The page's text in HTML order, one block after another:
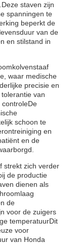
staven zijn
spanningen te
beperkt de
van de
en stilstand in
waar medische
precisie en
van
schoon te
en
en de
strekt zich verder
de productie
dienen als
de
voor de zuigers
temperatuurDit
voor
van Honda